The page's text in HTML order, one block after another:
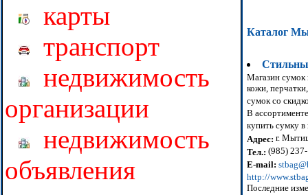
карты
транспорт
недвижимость
организации
недвижимость
объявления
Каталог
Магазин сумок
кожи,
сумок со
В
купить сумку
Адрес: г.
Тел.: (985)
E-mail:
http://
Последние